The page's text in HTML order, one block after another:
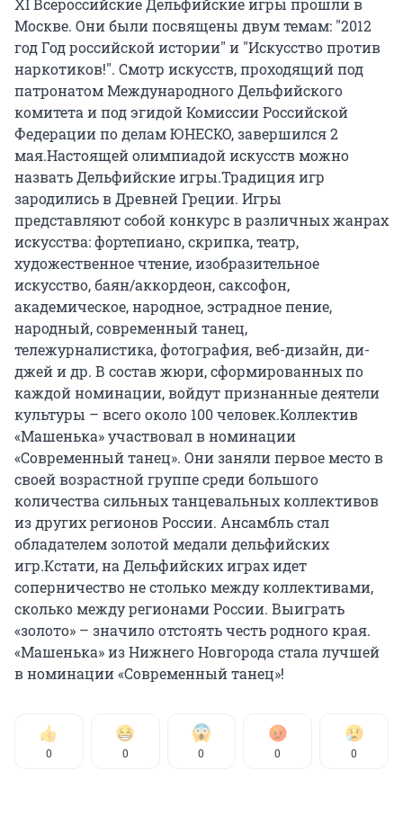
XI Всероссийские Дельфийские игры прошли в
Москве. Они были посвящены двум темам: "2012
год Год российской истории" и "Искусство против
наркотиков!". Смотр искусств, проходящий под
патронатом Международного Дельфийского
комитета и под эгидой Комиссии Российской
Федерации по делам ЮНЕСКО, завершился 2
мая.Настоящей олимпиадой искусств можно
назвать Дельфийские игры.Традиция игр
зародились в Древней Греции. Игры
представляют собой конкурс в различных жанрах
искусства: фортепиано, скрипка, театр,
художественное чтение, изобразительное
искусство, баян/аккордеон, саксофон,
академическое, народное, эстрадное пение,
народный, современный танец,
тележурналистика, фотография, веб-дизайн, ди-
джей и др. В состав жюри, сформированных по
каждой номинации, войдут признанные деятели
культуры – всего около 100 человек.Коллектив
«Машенька» участвовал в номинации
«Современный танец». Они заняли первое место в
своей возрастной группе среди большого
количества сильных танцевальных коллективов
из других регионов России. Ансамбль стал
обладателем золотой медали дельфийских
игр.Кстати, на Дельфийских играх идет
соперничество не столько между коллективами,
сколько между регионами России. Выиграть
«золото» – значило отстоять честь родного края.
«Машенька» из Нижнего Новгорода стала лучшей
в номинации «Современный танец»!
0 0 0 0 0